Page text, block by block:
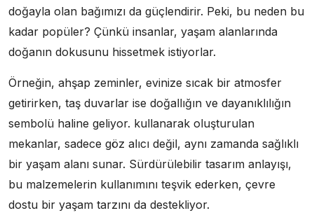
doğayla olan bağımızı da güçlendirir. Peki, bu neden bu
kadar popüler? Çünkü insanlar, yaşam alanlarında
doğanın dokusunu hissetmek istiyorlar.
Örneğin, ahşap zeminler, evinize sıcak bir atmosfer
getirirken, taş duvarlar ise doğallığın ve dayanıklılığın
sembolü haline geliyor. kullanarak oluşturulan
mekanlar, sadece göz alıcı değil, aynı zamanda sağlıklı
bir yaşam alanı sunar. Sürdürülebilir tasarım anlayışı,
bu malzemelerin kullanımını teşvik ederken, çevre
dostu bir yaşam tarzını da destekliyor.